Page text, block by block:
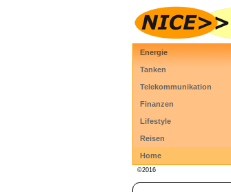
Energie
Tanken
Telekommunikation
Finanzen
Lifestyle
Reisen
Home
©2016